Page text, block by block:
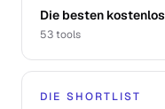
Die besten
53tools
DIE SHORTLIST